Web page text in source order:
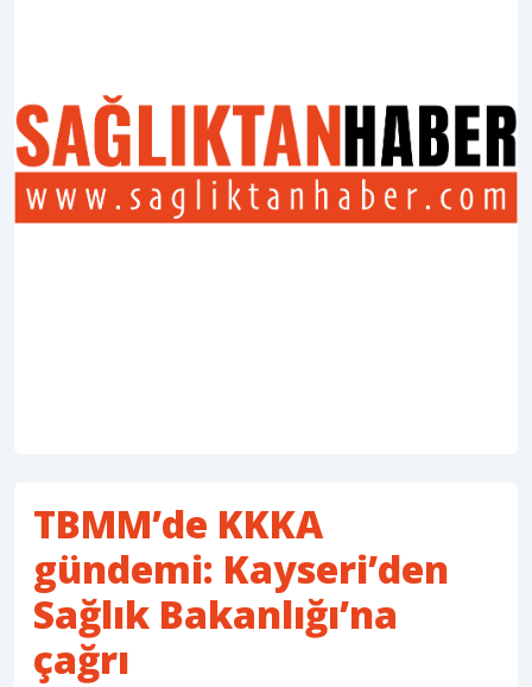
TBMM’de KKKA
gündemi: Kayseri’den
Sağlık Bakanlığı’na
çağrı